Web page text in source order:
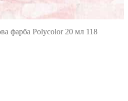
фарба Polycolor 20 мл 118